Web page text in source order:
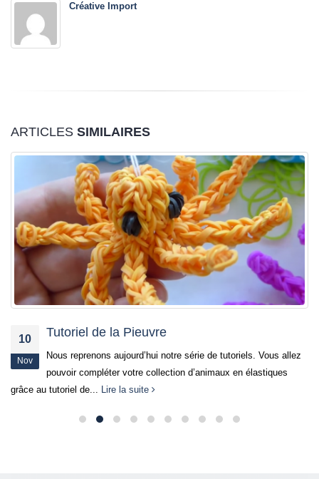
Créative Import
ARTICLES SIMILAIRES
10
Nov
Tutoriel de la Pieuvre
Nous reprenons aujourd’hui notre série de tutoriels. Vous allez
pouvoir compléter votre collection d’animaux en élastiques
grâce au tutoriel de...
Lire la suite